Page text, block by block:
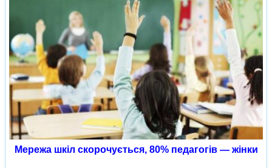
Мережа шкіл скорочується, 80% педагогів — жінки